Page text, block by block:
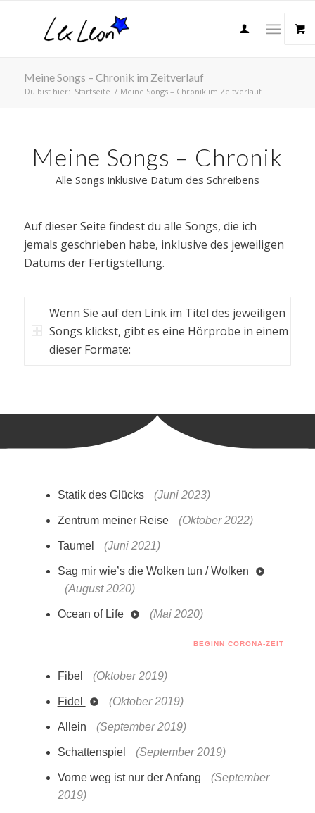
Meine Songs – Chronik im Zeitverlauf
Du bist hier: Startseite / Meine Songs – Chronik im Zeitverlauf
Meine Songs – Chronik
Alle Songs inklusive Datum des Schreibens
Auf dieser Seite findest du alle Songs, die ich
jemals geschrieben habe, inklusive des jeweiligen
Datums der Fertigstellung.
Wenn Sie auf den Link im Titel des jeweiligen
Songs klickst, gibt es eine Hörprobe in einem
dieser Formate:
Statik des Glücks (Juni 2023)
Zentrum meiner Reise (Oktober 2022)
Taumel (Juni 2021)
Sag mir wie’s die Wolken tun / Wolken
(August 2020)
Ocean of Life (Mai 2020)
BEGINN CORONA-ZEIT
Fibel (Oktober 2019)
Fidel (Oktober 2019)
Allein (September 2019)
Schattenspiel (September 2019)
Vorne weg ist nur der Anfang
(September
2019)